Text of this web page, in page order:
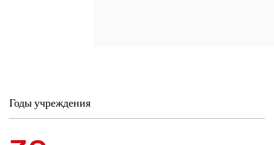
волочильными машинами, полностью
автоматическими печами для цинкования,
высокочастотными клеенаполняющими
Годы учреждения